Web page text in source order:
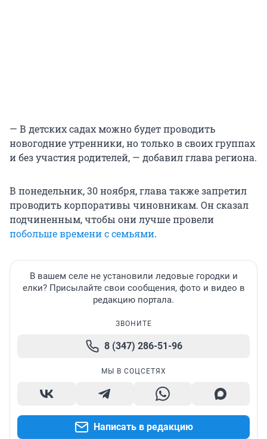
— В детских садах можно будет проводить
новогодние утренники, но только в своих группах
и без участия родителей, — добавил глава региона.
В понедельник, 30 ноября, глава также запретил
проводить корпоративы чиновникам. Он сказал
подчиненным, чтобы они лучше провели
побольше времени с семьями.
В вашем селе не установили ледовые городки и
елки? Присылайте свои сообщения, фото и видео в
редакцию портала.
ЗВОНИТЕ
8 (347) 286-51-96
МЫ В СОЦСЕТЯХ
Написать в редакцию